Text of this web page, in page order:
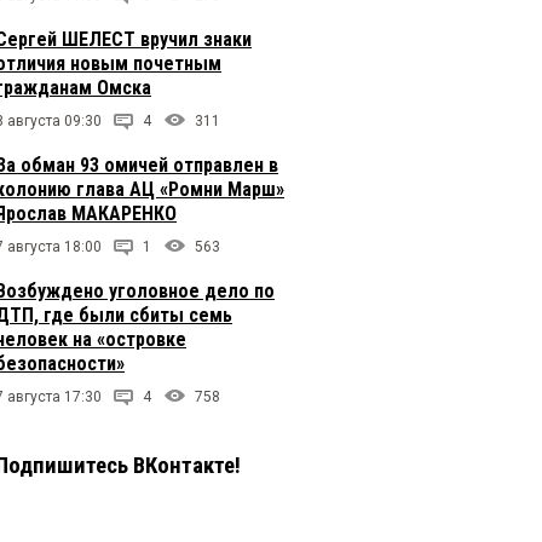
ШЕЛЕСТ вручил знаки
новым почетным
Омска
августа 09:30 4 311
обман 93 омичей отправлен в
глава АЦ «Ромни Марш»
МАКАРЕНКО
августа 18:00 1 563
уголовное дело по
где были сбиты семь
на «островке
августа 17:30 4 758
ВКонтакте!